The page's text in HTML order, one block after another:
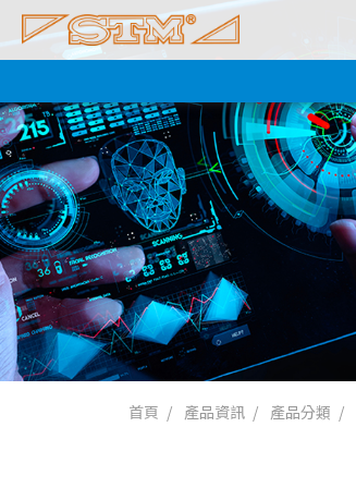
首頁 產品資訊 產品分類